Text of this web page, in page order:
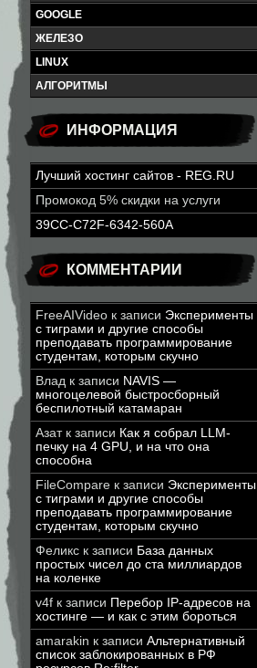
GOOGLE
ЖЕЛЕЗО
LINUX
АЛГОРИТМЫ
ИНФОРМАЦИЯ
Лучший хостинг сайтов - REG.RU
Промокод 5% скидки на услуги
39CC-C72F-6342-560A
КОММЕНТАРИИ
FreeAIVideo к записи Эксперименты
с тиграми и другие способы
преподавать программирование
студентам, которым скучно
Влад к записи NAVIS —
многоцелевой быстросборный
беспилотный катамаран
Азатк записи Как я собрал LLM-
печку на 4 GPU, и на что она
способна
FileCompare к записи Эксперименты
с тиграми и другие способы
преподавать программирование
студентам, которым скучно
Феликс к записи База данных
простых чисел до ста миллиардов
на коленке
v4f к записи Перебор IP-адресов на
хостинге — и как с этим бороться
amarakin к записи Альтернативный
список заблокированных в РФ